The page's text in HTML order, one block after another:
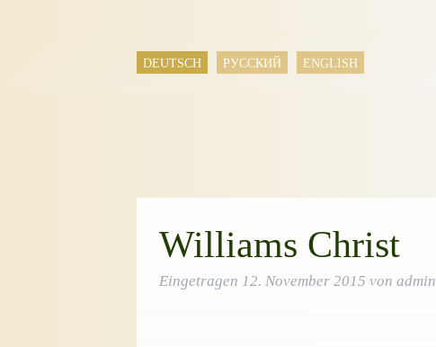
DEUTSCH РУССКИЙ ENGLISH
Williams Christ
Eingetragen 12. November 2015 von admin